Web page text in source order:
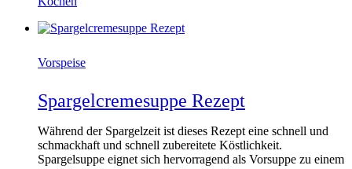
Vorspeise
Spargelcremesuppe Rezept
Während der Spargelzeit ist dieses Rezept eine schnell und
schmackhaft und schnell zubereitete Köstlichkeit.
Spargelsuppe eignet sich hervorragend als Vorsuppe zu einem